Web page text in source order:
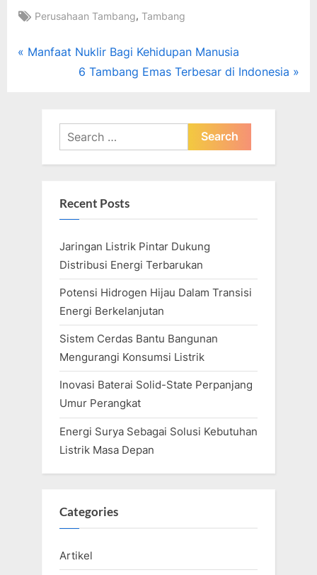
Tags:
Perusahaan Tambang,Tambang
Post
P
Manfaat Nuklir Bagi Kehidupan Manusia
N
P
t
6 Tambang Emas Terbesar di Indonesia
Search
for:
Recent Posts
Jaringan Listrik Pintar Dukung
Distribusi Energi Terbarukan
Potensi Hidrogen Hijau Dalam Transisi
Energi Berkelanjutan
Sistem Cerdas Bantu Bangunan
Mengurangi Konsumsi Listrik
Inovasi Baterai Solid-State Perpanjang
Umur Perangkat
Energi Surya Sebagai Solusi Kebutuhan
Listrik Masa Depan
Categories
Artikel